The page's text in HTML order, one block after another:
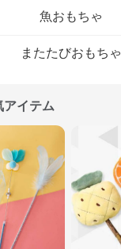
魚おもちゃ
またたびおもちゃ
アイテム